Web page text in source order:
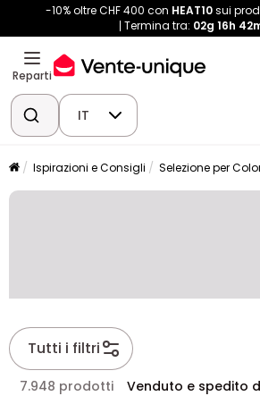
-10% oltre CHF 400 con HEAT10sui
Termina tra: 02g 16h
Reparti
IT
Ispirazioni e Consigli Selezione per
Tutti i filtri
7.948 prodotti Venduto e spedito